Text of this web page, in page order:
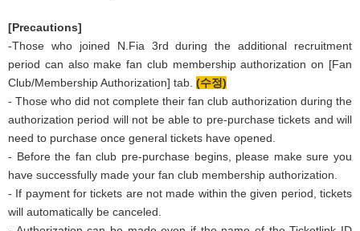
[Precautions]
-Those who joined N.Fia 3rd during the additional recruitment
period can also make fan club membership authorization on [Fan
Club/Membership Authorization] tab. (수정)
- Those who did not complete their fan club authorization during the
authorization period will not be able to pre-purchase tickets and will
need to purchase once general tickets have opened.
- Before the fan club pre-purchase begins, please make sure you
have successfully made your fan club membership authorization.
- If payment for tickets are not made within the given period, tickets
will automatically be canceled.